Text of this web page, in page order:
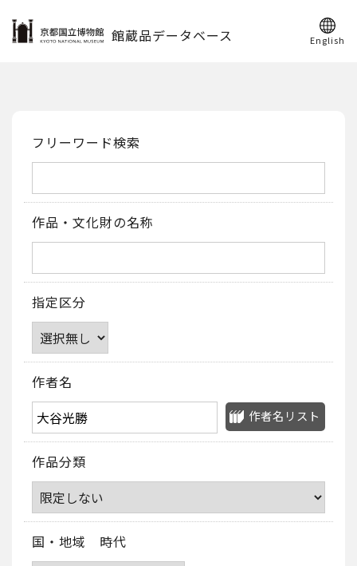
館蔵品データベース English
フリーワード検索
作品・文化財の名称
指定区分
作者名
作者名リスト
作品分類
国・地域 時代